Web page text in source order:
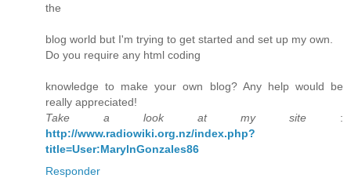
the
blog world but I'm trying to get started and set up my own.
Do you require any html coding
knowledge to make your own blog? Any help would be
really appreciated!
Take a look at my site :
http://www.radiowiki.org.nz/index.php?
title=User:MarylnGonzales86
Responder